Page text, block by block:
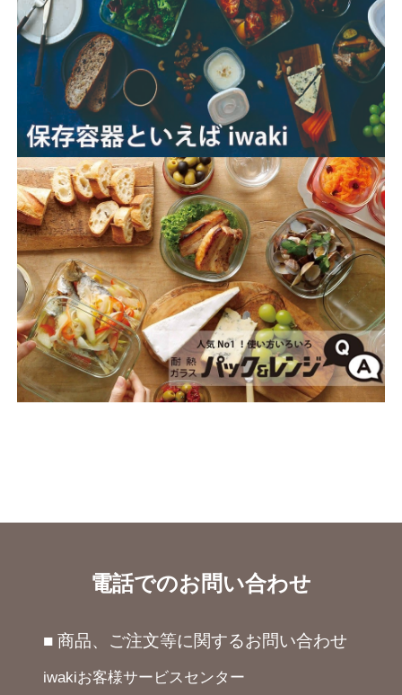
電話でのお問い合わせ
■ 商品、ご注文等に関するお問い合わせ
iwakiお客様サービスセンター